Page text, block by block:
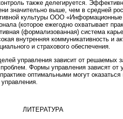
также делегируется.
значительно выше, чем в средней
культуры ООО «Информационные
(которое ежегодно охватывает
(формализованная) система
внутренняя коммуникативность и
и страхового обеспечения.
управления зависит от решаемых
Формы управления зависят от
оптимальными могут оказаться
ЛИТЕРАТУРА